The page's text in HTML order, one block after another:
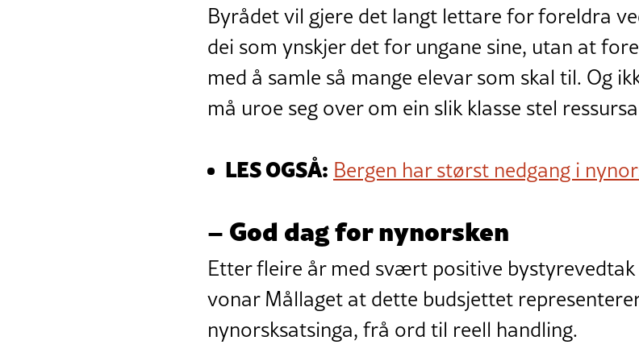
Byrådet vil gjere det langt lettare for foreldra
dei som ynskjer det for ungane sine, utan at
med å samle så mange elevar som skal til. Og
må uroe seg over om ein slik klasse stel
LES OGSÅ: Bergen har størst nedgang i
– God dag for nynorsken
Etter fleire år med svært positive
vonar Mållaget at dette budsjettet
nynorsksatsinga, frå ord til reell handling.